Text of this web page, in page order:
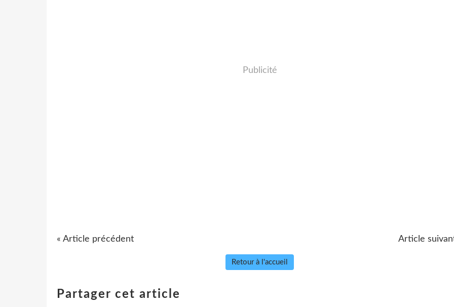
Publicité
« Article précédent Article
Retour à l'accueil
Partager cet article